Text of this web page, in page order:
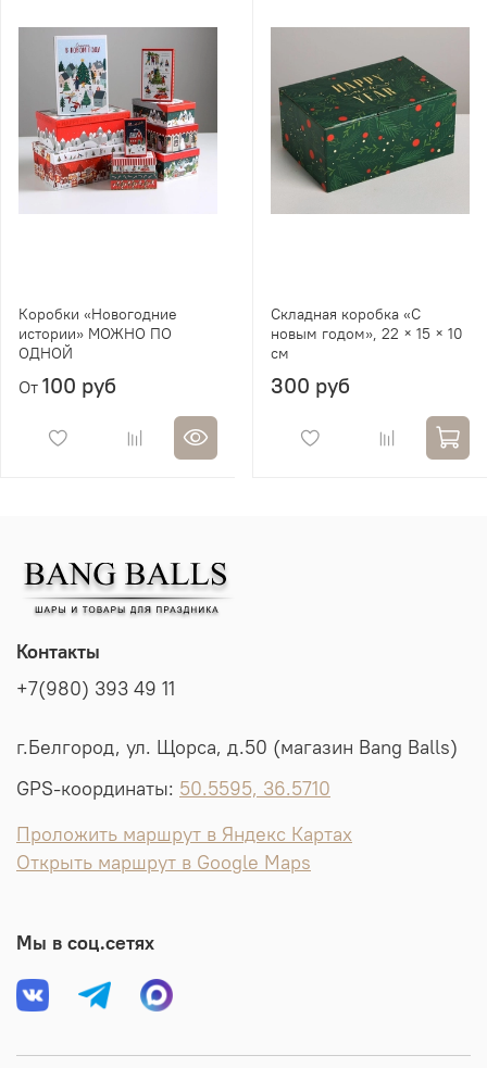
Коробки «Новогодние
истории» МОЖНО ПО
ОДНОЙ
От 100 руб
Складная коробка «С
новым годом», 22 × 15 × 10
см
300 руб
Контакты
+7(980) 393 49 11
г.Белгород, ул. Щорса, д.50 (магазин Bang Balls)
GPS-координаты: 50.5595, 36.5710
Проложить маршрут в Яндекс Картах
Открыть маршрут в Google Maps
Мы в соц.сетях